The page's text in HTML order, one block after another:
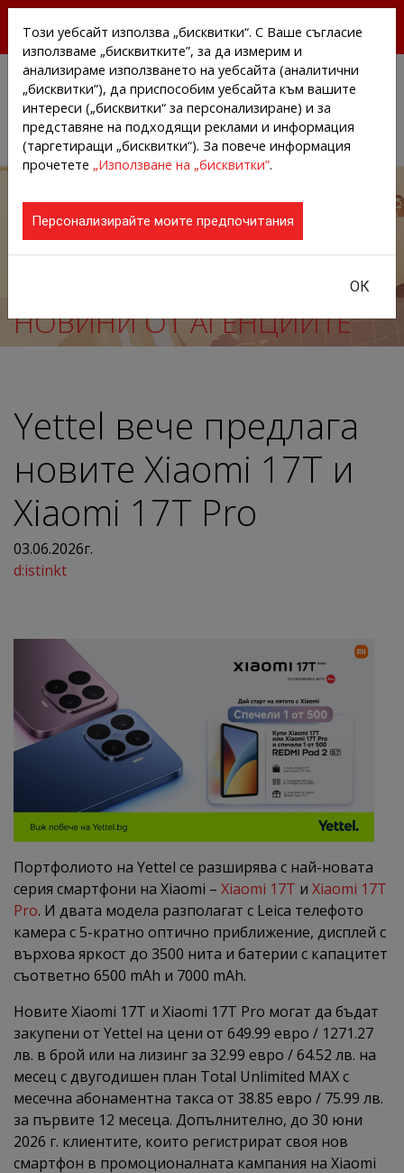
АГЕНЦИИТЕ И КОМПАНИИТЕ
НОВИНИ ОТ АГЕНЦИИТЕ
Yettel вече предлага
новите Xiaomi 17T и
Xiaomi 17T Pro
03.06.2026г.
d:istinkt
Портфолиото на Yettel се разширява с най-новата
серия смартфони на Xiaomi – Xiaomi 17T и Xiaomi 17T
Pro. И двата модела разполагат с Leica телефото
камера с 5-кратно оптично приближение, дисплей с
върхова яркост до 3500 нита и батерии с капацитет
съответно 6500 mAh и 7000 mAh.
Новите Xiaomi 17T и Xiaomi 17T Pro могат да бъдат
закупени от Yettel на цени от 649.99 евро / 1271.27
лв. в брой или на лизинг за 32.99 евро / 64.52 лв. на
месец с двугодишен план Total Unlimited MAX с
месечна абонаментна такса от 38.85 евро / 75.99 лв.
за първите 12 месеца. Допълнително, до 30 юни
2026 г. клиентите, които регистрират своя нов
смартфон в промоционалната кампания на Xiaomi
Този уебсайт използва „бисквитки“. С Ваше съгласие
използваме „бисквитките”, за да измерим и
анализираме използването на уебсайта (аналитични
„бисквитки”), да приспособим уебсайта към вашите
интереси („бисквитки“ за персонализиране) и за
представяне на подходящи реклами и информация
(таргетиращи „бисквитки“). За повече информация
прочетете „Използване на „бисквитки”.
Персонализирайте моите предпочитания
ОК